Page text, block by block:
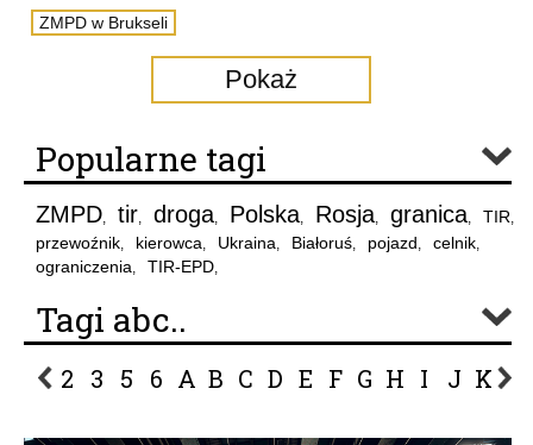
ZMPD w Brukseli
Pokaż
Popularne tagi
ZMPD, tir, droga, Polska, Rosja, granica, TIR,
przewoźnik, kierowca, Ukraina, Białoruś, pojazd, celnik,
ograniczenia, TIR-EPD,
Tagi abc..
2 3 5 6 A B C D E F G H I J K L